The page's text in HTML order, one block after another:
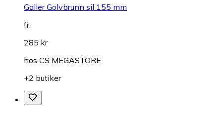
Galler Golvbrunn sil 155 mm
fr.
285 kr
hos CS MEGASTORE
+2 butiker